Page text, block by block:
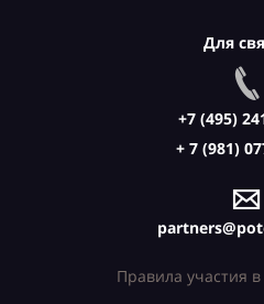
Для
+7 (495)
+ 7 (981)
Правила участия